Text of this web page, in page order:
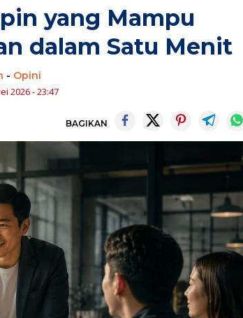
yang Mampu
dalam Satu Menit
- Opini
2026 - 23:47
BAGIKAN